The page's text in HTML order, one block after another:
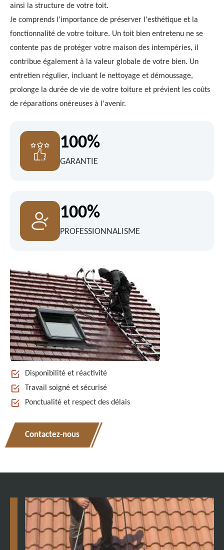
ainsi la structure de votre toit.
Je comprends l'importance de préserver l'esthétique et la
fonctionnalité de votre toiture. Un toit bien entretenu ne se
contente pas de protéger votre maison des intempéries, il
contribue également à la valeur globale de votre bien. Un
entretien régulier, incluant le nettoyage et démoussage,
prolonge la durée de vie de votre toiture et prévient les coûts
de réparations onéreuses à l'avenir.
100%
GARANTIE
100%
PROFESSIONNALISME
Disponibilité et réactivité
Travail soigné et sécurisé
Ponctualité et respect des délais
Contactez-nous